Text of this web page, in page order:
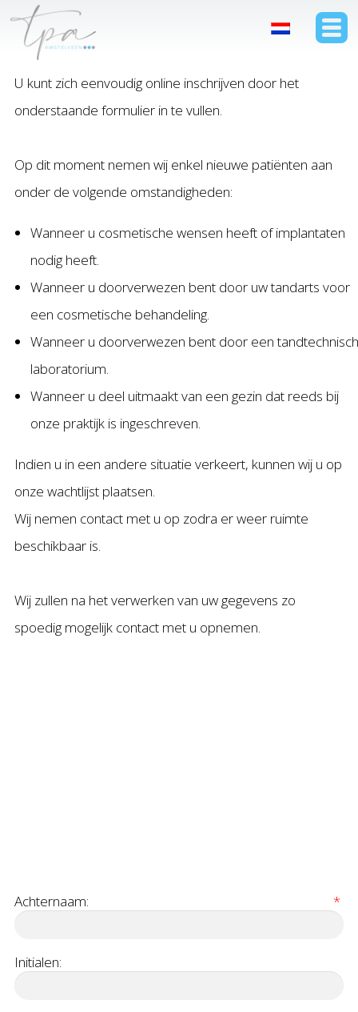
U kunt zich eenvoudig online inschrijven door het
onderstaande formulier in te vullen.
Op dit moment nemen wij enkel nieuwe patiënten aan
onder de volgende omstandigheden:
Wanneer u cosmetische wensen heeft of implantaten
nodig heeft.
Wanneer u doorverwezen bent door uw tandarts voor
een cosmetische behandeling.
Wanneer u doorverwezen bent door een tandtechnisch
laboratorium.
Wanneer u deel uitmaakt van een gezin dat reeds bij
onze praktijk is ingeschreven.
Indien u in een andere situatie verkeert, kunnen wij u op
onze wachtlijst plaatsen.
Wij nemen contact met u op zodra er weer ruimte
beschikbaar is.
Wij zullen na het verwerken van uw gegevens zo
spoedig mogelijk contact met u opnemen.
Achternaam: *
Initialen: